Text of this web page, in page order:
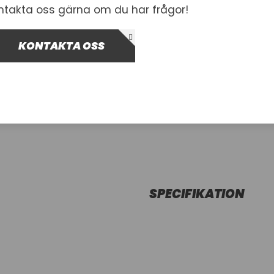
Inkl. moms
SPECIFIKATION
oss gärna om du har frågor!
KONTAKTA OSS